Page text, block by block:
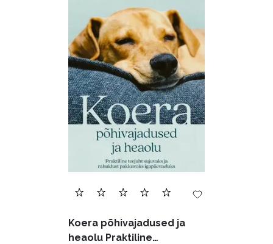
Biograafiad (228)
Eesti kirjandus (1773)
Ettevõtlus (30)
Filoloogia (121)
Filosoofia (146)
Geograafia (65)
Haridus (20)
Ilukirjandus (4258)
Krimi ja põnevik (1287)
Koera põhivajadused ja
heaolu Praktiline